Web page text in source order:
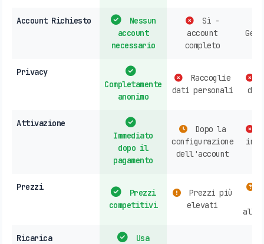
Account Richiesto
Nessun
account
necessario
Sì -
account
completo
Privacy
Completamente
anonimo
Raccoglie
dati personali
dati
Attivazione
Immediato
dopo il
pagamento
Dopo la
configurazione
dell'account
in
Prezzi
Prezzi
competitivi
Prezzi più
elevati
Ricarica
Usa